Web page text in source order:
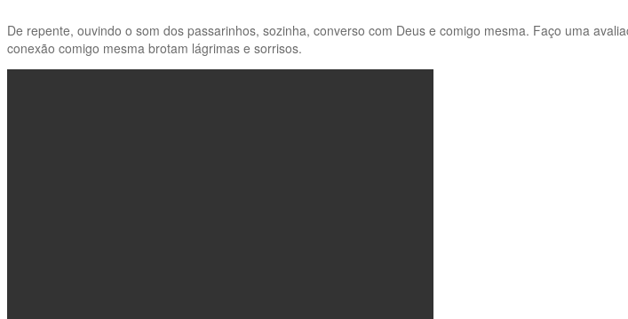
De repente, ouvindo o som dos passarinhos, sozinha, converso com Deus e comigo mesma. Faço uma
conexão comigo mesma brotam lágrimas e sorrisos.